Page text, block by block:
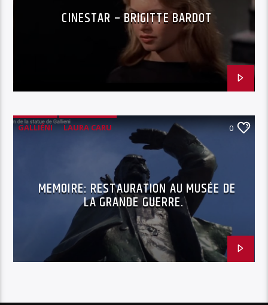
CINESTAR – BRIGITTE BARDOT
GALLIÉNI
LAURA CARU
RESTAURATION OEUVRE D'ART
0
MEMOIRE: RESTAURATION AU MUSÉE DE
LA GRANDE GUERRE.